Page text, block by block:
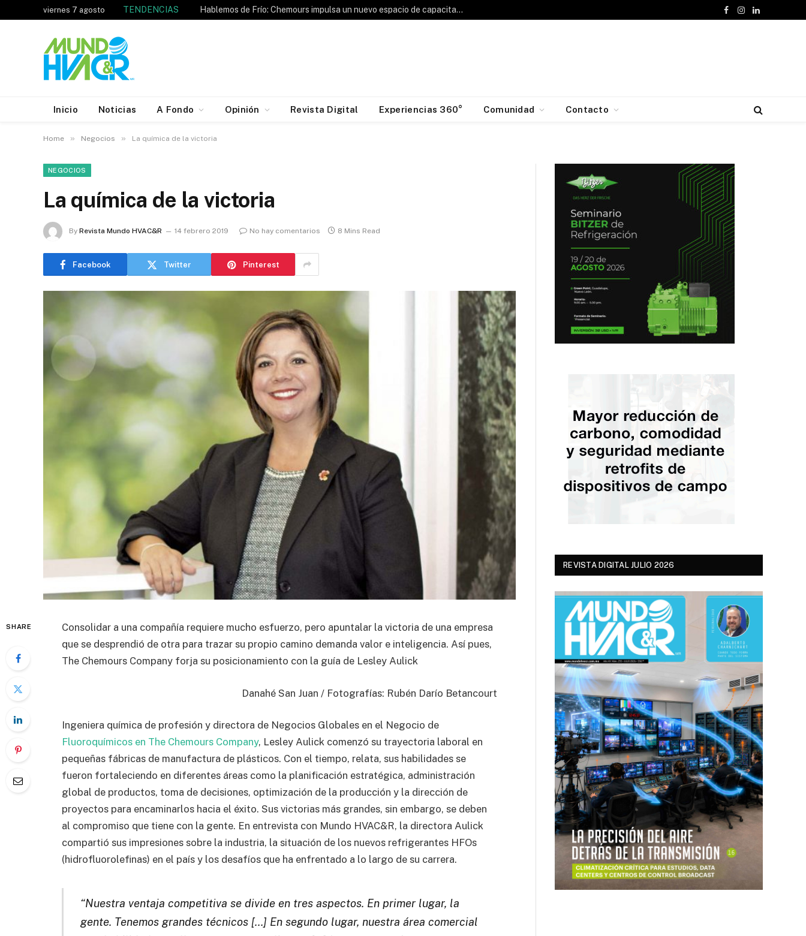
viernes 7 agosto TENDENCIAS Hablemos de Frío: Chemours impulsa un nuevo espacio de capacitación para la industria HVAC&R
Facebook
Instagram
LinkedIn
Inicio Noticias A Fondo Opinión Revista Digital Experiencias 360° Comunidad Contacto
Home » Negocios » La química de la victoria
NEGOCIOS
La química de la victoria
By Revista Mundo HVAC&R 14 febrero 2019 No hay comentarios 8 Mins Read
Facebook Twitter Pinterest
SHARE
Consolidar a una compañía requiere mucho esfuerzo, pero apuntalar la victoria de una empresa
que se desprendió de otra para trazar su propio camino demanda valor e inteligencia. Así pues,
The Chemours Company forja su posicionamiento con la guía de Lesley Aulick
Danahé San Juan / Fotografías: Rubén Darío Betancourt
Ingeniera química de profesión y directora de Negocios Globales en el Negocio de
Fluoroquímicos en The Chemours Company, Lesley Aulick comenzó su trayectoria laboral en
pequeñas fábricas de manufactura de plásticos. Con el tiempo, relata, sus habilidades se
fueron fortaleciendo en diferentes áreas como la planificación estratégica, administración
global de productos, toma de decisiones, optimización de la producción y la dirección de
proyectos para encaminarlos hacia el éxito. Sus victorias más grandes, sin embargo, se deben
al compromiso que tiene con la gente. En entrevista con Mundo HVAC&R, la directora Aulick
compartió sus impresiones sobre la industria, la situación de los nuevos refrigerantes HFOs
(hidrofluorolefinas) en el país y los desafíos que ha enfrentado a lo largo de su carrera.
“Nuestra ventaja competitiva se divide en tres aspectos. En primer lugar, la
gente. Tenemos grandes técnicos […] En segundo lugar, nuestra área comercial
REVISTA DIGITAL JULIO 2026